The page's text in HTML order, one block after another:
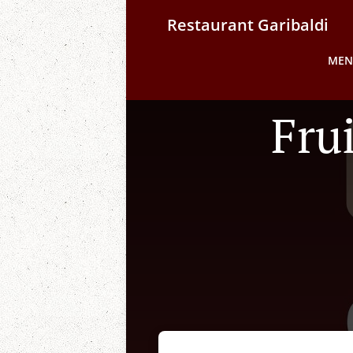
Restaurant Garibaldi